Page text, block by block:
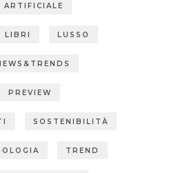
ARTIFICIALE
LIBRI LUSSO
PREVIEW
SOSTENIBILITÀ
TREND